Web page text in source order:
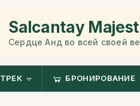
Salcantay
Сердце Анд во всей своей
ТРЕК БРОНИРОВАНИЕ